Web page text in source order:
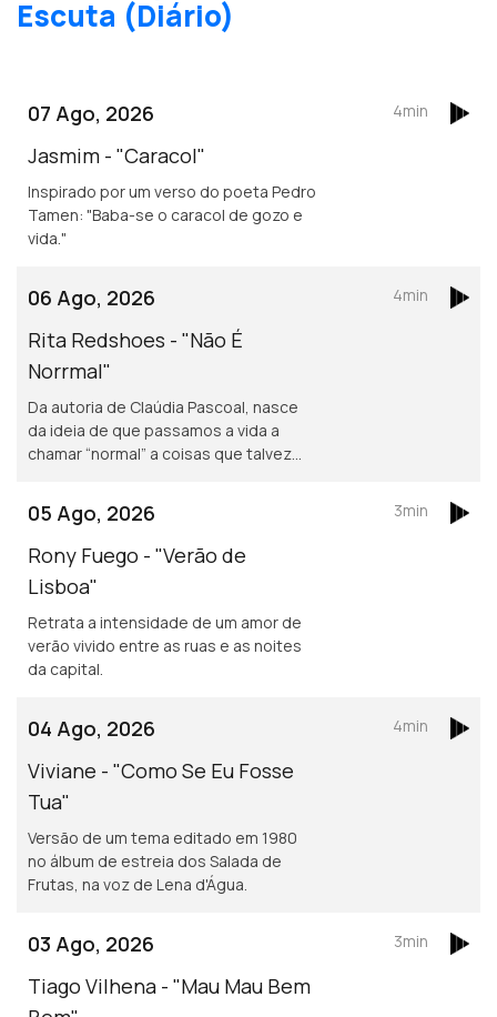
Escuta (Diário)
07 Ago, 2026
Jasmim - "Caracol"
Inspirado por um verso do poeta Pedro
Tamen: "Baba-se o caracol de gozo e
vida."
4min
06 Ago, 2026
Rita Redshoes - "Não É
Norrmal"
Da autoria de Claúdia Pascoal, nasce
da ideia de que passamos a vida a
chamar “normal” a coisas que talvez
4min
05 Ago, 2026
Rony Fuego - "Verão de
Lisboa"
Retrata a intensidade de um amor de
verão vivido entre as ruas e as noites
da capital.
3min
04 Ago, 2026
Viviane - "Como Se Eu Fosse
Tua"
Versão de um tema editado em 1980
no álbum de estreia dos Salada de
Frutas, na voz de Lena d'Água.
4min
03 Ago, 2026
Tiago Vilhena - "Mau Mau Bem
3min